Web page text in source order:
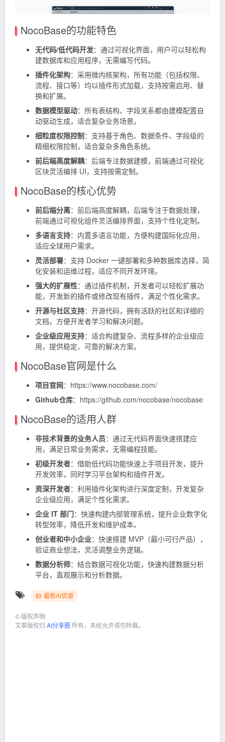
NocoBase的功能特色
无代码/低代码开发：通过可视化界面，用户可以轻松构
建数据库和应用程序，无需编写代码。
插件化架构：采用微内核架构，所有功能（包括权限、
流程、接口等）均以插件形式加载，支持按需启用、替
换和扩展。
数据模型驱动：所有表结构、字段关系都由建模配置自
动驱动生成，适合复杂业务场景。
细粒度权限控制：支持基于角色、数据条件、字段级的
精细权限控制，适合复杂多角色系统。
前后端高度解耦：后端专注数据建模，前端通过可视化
区块灵活编排 UI，支持按需定制。
NocoBase的核心优势
前后端分离：前后端高度解耦，后端专注于数据处理，
前端通过可视化组件灵活编排界面，支持个性化定制。
多语言支持：内置多语言功能，方便构建国际化应用，
适应全球用户需求。
灵活部署：支持 Docker 一键部署和多种数据库选择，简
化安装和运维过程，适应不同开发环境。
强大的扩展性：通过插件机制，开发者可以轻松扩展功
能，开发新的插件或修改现有插件，满足个性化需求。
开源与社区支持：开源代码，拥有活跃的社区和详细的
文档，方便开发者学习和解决问题。
企业级应用支持：适合构建复杂、流程多样的企业级应
用，提供稳定、可靠的解决方案。
NocoBase官网是什么
项目官网：https://www.nocobase.com/
Github仓库：https://github.com/nocobase/nocobase
NocoBase的适用人群
非技术背景的业务人员：通过无代码界面快速搭建应
用，满足日常业务需求，无需编程技能。
初级开发者：借助低代码功能快速上手项目开发，提升
开发效率，同时学习平台架构和插件开发。
资深开发者：利用插件化架构进行深度定制，开发复杂
企业级应用，满足个性化需求。
企业 IT 部门：快速构建内部管理系统，提升企业数字化
转型效率，降低开发和维护成本。
创业者和中小企业：快速搭建 MVP（最小可行产品），
验证商业想法，灵活调整业务逻辑。
数据分析师：结合数据可视化功能，快速构建数据分析
平台，直观展示和分析数据。
最新AI资源
© 版权声明
文章版权归 AI分享圈 所有，未经允许请勿转载。